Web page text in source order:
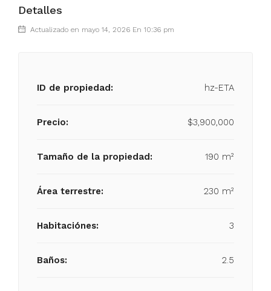
Detalles
Actualizado en mayo 14, 2026 En 10:36 pm
ID de propiedad: hz-ETA
Precio: $3,900,000
Tamaño de la propiedad: 190 m²
Área terrestre: 230 m²
Habitaciónes: 3
Baños: 2.5